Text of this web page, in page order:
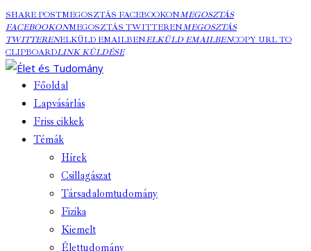
SHARE POSTMEGOSZTÁS FACEBOOKONMEGOSZTÁS
FACEBOOKONMEGOSZTÁS TWITTERENMEGOSZTÁS
TWITTERENELKÜLD EMAILBENELKÜLD EMAILBENCOPY URL TO
CLIPBOARDLINK KÜLDÉSE
Főoldal
Lapvásárlás
Friss cikkek
Témák
Hírek
Csillagászat
Társadalomtudomány
Fizika
Kiemelt
Élettudomány